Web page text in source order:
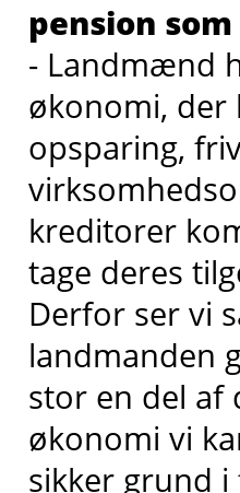
pension
- Landmænd
økonomi, der
opsparing,
kreditorer
tage deres
Derfor ser vi
landmanden
stor en del af
økonomi vi
sikker grund